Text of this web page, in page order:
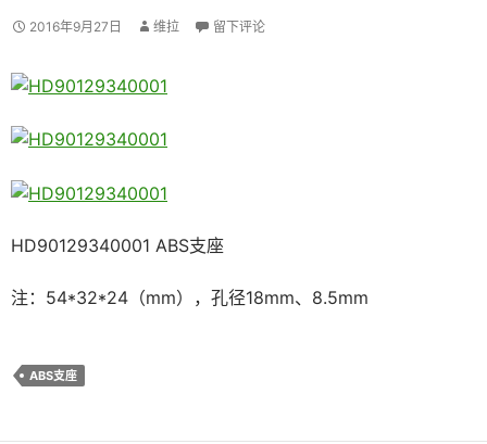
2016年9月27日 维拉 留下评论
HD90129340001 ABS支座
注：54*32*24（mm），孔径18mm、8.5mm
ABS支座